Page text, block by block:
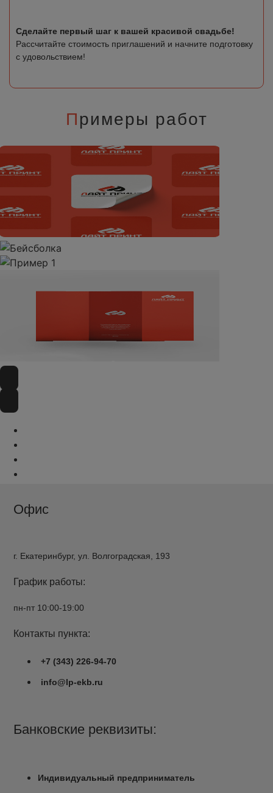
Сделайте первый шаг к вашей красивой свадьбе!
Рассчитайте стоимость приглашений и начните подготовку
с удовольствием!
Примеры работ
Офис
г. Екатеринбург, ул. Волгоградская, 193
График работы:
пн-пт 10:00-19:00
Контакты пункта:
+7 (343) 226-94-70
info@lp-ekb.ru
Банковские реквизиты:
Индивидуальный предприниматель